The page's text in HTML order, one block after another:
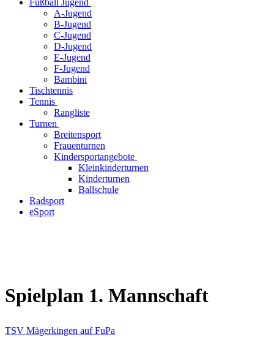
Fußball Jugend
A-Jugend
B-Jugend
C-Jugend
D-Jugend
E-Jugend
F-Jugend
Bambini
Tischtennis
Tennis
Rangliste
Turnen
Breitensport
Frauenturnen
Kindersportangebote
Kleinkinderturnen
Kinderturnen
Ballschule
Radsport
eSport
Spielplan 1. Mannschaft
TSV Mägerkingen auf FuPa